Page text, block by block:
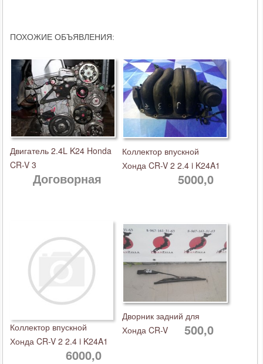
ПОХОЖИЕ ОБЪЯВЛЕНИЯ:
Двигатель 2.4L K24 Honda
CR-V 3
Договорная
Коллектор впускной
Хонда CR-V 2 2.4 i K24A1
5000,0
Коллектор впускной
Хонда CR-V 2 2.4 i K24A1
6000,0
Дворник задний для
Хонда CR-V
500,0